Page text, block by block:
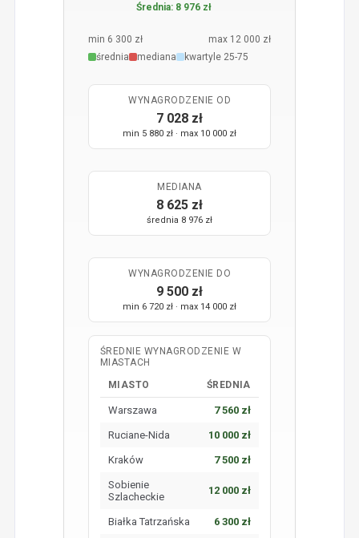
Średnia: 8 976 zł
min 6 300 zł
max 12 000 zł
średnia
mediana kwartyle 25-75
WYNAGRODZENIE OD
7 028 zł
min 5 880 zł · max 10 000 zł
MEDIANA
8 625 zł
średnia 8 976 zł
WYNAGRODZENIE DO
9 500 zł
min 6 720 zł · max 14 000 zł
ŚREDNIE WYNAGRODZENIE W
MIASTACH
MIASTO
ŚREDNIA
Warszawa 7 560 zł
Ruciane-Nida 10 000 zł
Kraków 7 500 zł
Sobienie
Szlacheckie
12 000 zł
Białka Tatrzańska 6 300 zł